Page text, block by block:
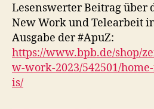
Lesenswerter Beitrag über
New Work und Telearbeit
Ausgabe der #ApuZ:
https://www.bpb.de/shop/
w-work-2023/542501/
is/